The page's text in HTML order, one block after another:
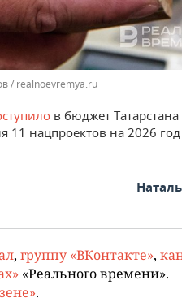
/ realnoevremya.ru
в бюджет
нацпроектов на 2026 год
, группу «ВКонтакте»,
«Реального времени».
.